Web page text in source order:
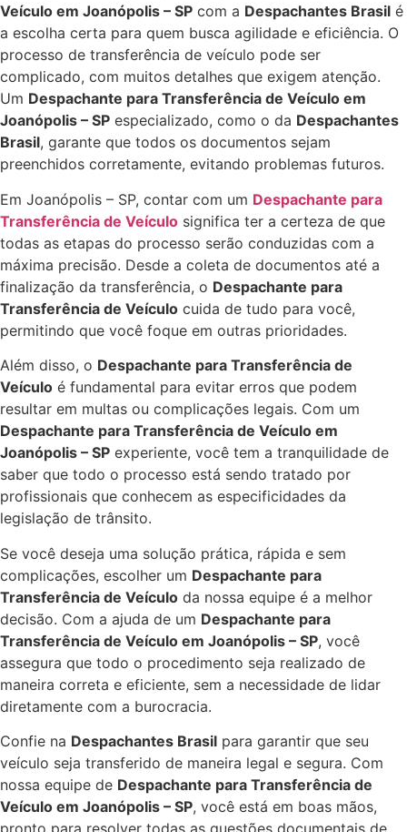
Veículo em Joanópolis – SP com a Despachantes Brasil é
a escolha certa para quem busca agilidade e eficiência. O
processo de transferência de veículo pode ser
complicado, com muitos detalhes que exigem atenção.
Um Despachante para Transferência de Veículo em
Joanópolis – SP especializado, como o da Despachantes
Brasil, garante que todos os documentos sejam
preenchidos corretamente, evitando problemas futuros.
Em Joanópolis – SP, contar com um Despachante para
Transferência de Veículo significa ter a certeza de que
todas as etapas do processo serão conduzidas com a
máxima precisão. Desde a coleta de documentos até a
finalização da transferência, o Despachante para
Transferência de Veículo cuida de tudo para você,
permitindo que você foque em outras prioridades.
Além disso, o Despachante para Transferência de
Veículo é fundamental para evitar erros que podem
resultar em multas ou complicações legais. Com um
Despachante para Transferência de Veículo em
Joanópolis – SP experiente, você tem a tranquilidade de
saber que todo o processo está sendo tratado por
profissionais que conhecem as especificidades da
legislação de trânsito.
Se você deseja uma solução prática, rápida e sem
complicações, escolher um Despachante para
Transferência de Veículo da nossa equipe é a melhor
decisão. Com a ajuda de um Despachante para
Transferência de Veículo em Joanópolis – SP, você
assegura que todo o procedimento seja realizado de
maneira correta e eficiente, sem a necessidade de lidar
diretamente com a burocracia.
Confie na Despachantes Brasil para garantir que seu
veículo seja transferido de maneira legal e segura. Com
nossa equipe de Despachante para Transferência de
Veículo em Joanópolis – SP, você está em boas mãos,
pronto para resolver todas as questões documentais de